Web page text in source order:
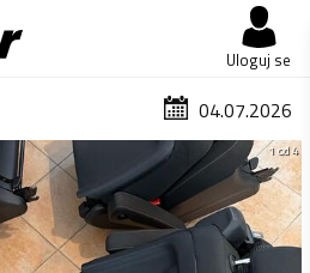
Uloguj se
04.07.2026
1 od 4